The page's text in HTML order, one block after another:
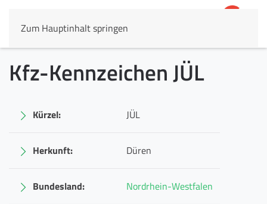
Zum Hauptinhalt springen
Kfz-Kennzeichen JÜL
Kürzel: JÜL
Herkunft: Düren
Bundesland: Nordrhein-Westfalen